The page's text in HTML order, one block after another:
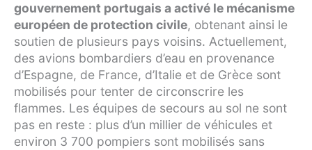
gouvernement portugais a activé le mécanisme
européen de protection civile, obtenant ainsi le
soutien de plusieurs pays voisins. Actuellement,
des avions bombardiers d’eau en provenance
d’Espagne, de France, d’Italie et de Grèce sont
mobilisés pour tenter de circonscrire les
flammes. Les équipes de secours au sol ne sont
pas en reste : plus d’un millier de véhicules et
environ 3 700 pompiers sont mobilisés sans